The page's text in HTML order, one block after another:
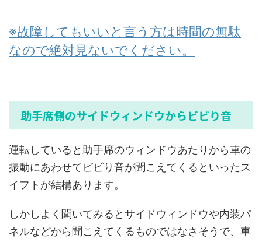
※故障してもいいと言う方は時間の無駄
なので絶対見ないでください。
助手席側のサイドウィンドウからビビり音
運転していると助手席のウィンドウあたりから車の
振動にあわせてビビり音が聞こえてくるといったス
イフトが結構あります。
しかしよく聞いてみるとサイドウィンドウや内装パ
ネルなどから聞こえてくるものではなさそうで、車